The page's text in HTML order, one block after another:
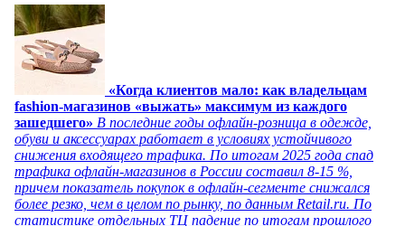
«Когда клиентов мало: как владельцам
fashion-магазинов «выжать» максимум из каждого
зашедшего» В последние годы офлайн-розница в одежде,
обуви и аксессуарах работает в условиях устойчивого
снижения входящего трафика. По итогам 2025 года спад
трафика офлайн-магазинов в России составил 8-15 %,
причем показатель покупок в офлайн-сегменте снижался
более резко, чем в целом по рынку, по данным Retail.ru. По
статистике отдельных ТЦ падение по итогам прошлого